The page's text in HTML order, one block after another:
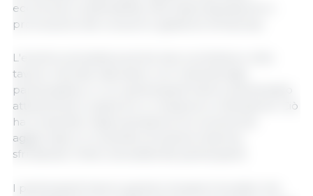
economia e sostenibilità, internazionalizzazione e
promozione dei consumi e gestione d'impresa.
L'evento prevedeva anche due workshop e otto
tavole rotonde-laboratori con metodologie
partecipative, in cui i partecipanti hanno partecipato
attivamente in spazi di co-creazione e interazione. Ciò
ha consentito l'appropriazione di conoscenze
aggiornate e lo scambio di opinioni diverse,
sfruttando l'interculturalità dei partecipanti.
I partecipanti hanno goduto di spazi innovativi che